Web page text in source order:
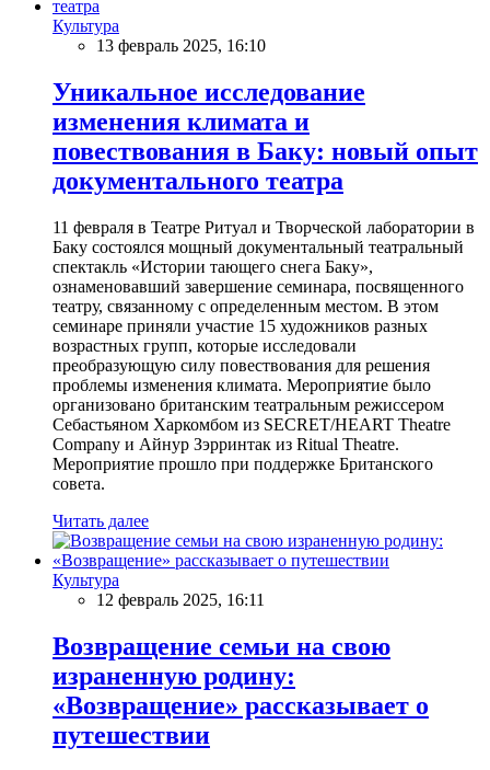
Культура
13 февраль 2025, 16:10
Уникальное исследование
изменения климата и
повествования в Баку: новый опыт
документального театра
11 февраля в Театре Ритуал и Творческой лаборатории в
Баку состоялся мощный документальный театральный
спектакль «Истории тающего снега Баку»,
ознаменовавший завершение семинара, посвященного
театру, связанному с определенным местом. В этом
семинаре приняли участие 15 художников разных
возрастных групп, которые исследовали
преобразующую силу повествования для решения
проблемы изменения климата. Мероприятие было
организовано британским театральным режиссером
Себастьяном Харкомбом из SECRET/HEART Theatre
Company и Айнур Зэрринтак из Ritual Theatre.
Мероприятие прошло при поддержке Британского
совета.
Читать далее
Культура
12 февраль 2025, 16:11
Возвращение семьи на свою
израненную родину:
«Возвращение» рассказывает о
путешествии